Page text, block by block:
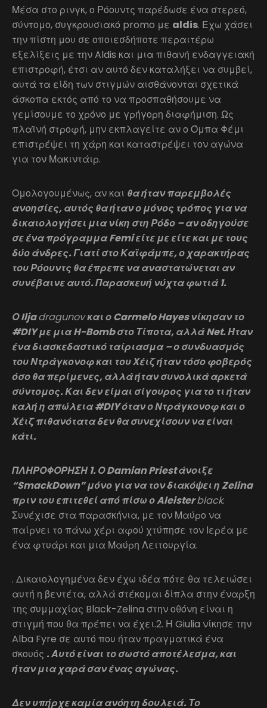
Μέσα στο ρινγκ, ο Ρόουντς παρέδωσε ένα στερεό,
σύντομο, συγκρουσιακό promo με aldis. Έχω χάσει
την πίστη μου σε οποιεσδήποτε περαιτέρω
εξελίξεις με την Aldis και μια πιθανή ενδαγγειακή
επιστροφή, έτσι αν αυτό δεν καταλήξει να συμβεί,
αυτά τα είδη των στιγμών αισθάνονται σχετικά
άσκοπα εκτός από το να προσπαθήσουμε να
γεμίσουμε το χρόνο με γρήγορη διαφήμιση. Ως
πλαϊνή στροφή, μην εκπλαγείτε αν ο Όμπα Φέμι
επιστρέψει τη χάρη και καταστρέψει τον αγώνα
για τον Μακιντάιρ.
Ομολογουμένως, αν και θα ήταν παρεμβολές
ανοησίες, αυτός θα ήταν ο μόνος τρόπος για να
δικαιολογήσει μια νίκη στη Ρόδο – αν οδηγούσε
σε ένα πρόγραμμα Femi είτε με είτε και με τους
δύο άνδρες. Γιατί στο Καϊφάμπε, ο χαρακτήρας
του Ρόουντς θα έπρεπε να αναστατώνεται αν
συνέβαινε αυτό. Παρασκευή νύχτα φωτιά 1.
Ο Iljadragunovκαι ο Carmelo Hayes νίκησαν το
#DIY με μια H-Bomb στο Τίποτα, αλλά Net. Ήταν
ένα διασκεδαστικό ταίριασμα – ο συνδυασμός
του Ντράγκονοφ και του Χέιζ ήταν τόσο φοβερός
όσο θα περίμενες, αλλά ήταν συνολικά αρκετά
σύντομος. Και δεν είμαι σίγουρος για το τι ήταν
καλή η απώλεια #DIY όταν ο Ντράγκονοφ και ο
Χέιζ πιθανότατα δεν θα συνεχίσουν να είναι
κάτι.
ΠΛΗΡΟΦΟΡΗΣΗ 1. Ο Damian Priest άνοιξε
“SmackDown” μόνο για να τον διακόψει η Zelina
πριν του επιτεθεί από πίσω ο Aleisterblack.
Συνέχισε στα παρασκήνια, με τον Μαύρο να
παίρνει το πάνω χέρι αφού χτύπησε τον Ιερέα με
ένα φτυάρι και μια Μαύρη Λειτουργία.
. Δικαιολογημένα δεν έχω ιδέα πότε θα τελειώσει
αυτή η βεντέτα, αλλά στέκομαι δίπλα στην έναρξη
της συμμαχίας Black-Zelina στην οθόνη είναι η
στιγμή που θα πρέπει να έχει.2. Η Giulia νίκησε την
Alba Fyre σε αυτό που ήταν πραγματικά ένα
σκουός . Αυτό είναι το σωστό αποτέλεσμα, και
ήταν μια χαρά σαν ένας αγώνας.
Δεν υπήρχε καμία ανόητη δουλειά. Το